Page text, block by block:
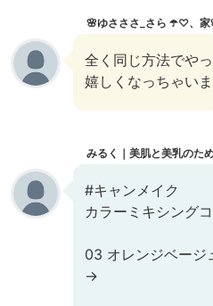
🌸ゆさささ_さら ☂️♡、家
全く同じ方法でや
嬉しくなっちゃいま
みるく｜美肌と美乳のた
#キャンメイク
カラーミキシング
03 オレンジベージ
→